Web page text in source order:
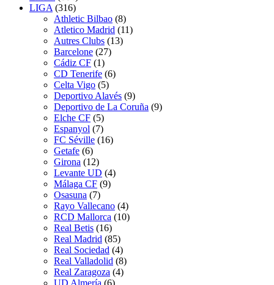
LIGA (316)
Athletic Bilbao (8)
Atletico Madrid (11)
Autres Clubs (13)
Barcelone (27)
Cádiz CF (1)
CD Tenerife (6)
Celta Vigo (5)
Deportivo Alavés (9)
Deportivo de La Coruña (9)
Elche CF (5)
Espanyol (7)
FC Séville (16)
Getafe (6)
Girona (12)
Levante UD (4)
Málaga CF (9)
Osasuna (7)
Rayo Vallecano (4)
RCD Mallorca (10)
Real Betis (16)
Real Madrid (85)
Real Sociedad (4)
Real Valladolid (8)
Real Zaragoza (4)
UD Almería (6)